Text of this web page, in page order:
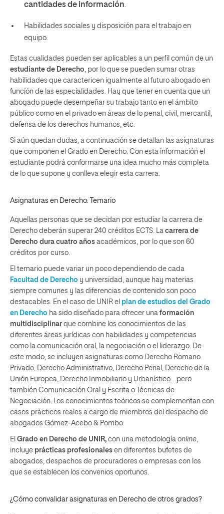
cantidades de información
Habilidades sociales y disposición para el trabajo en
equipo.
Estas cualidades pueden ser aplicables a un perfil común de un
estudiante de Derecho , por lo que se pueden sumar otras
habilidades que caractericen igualmente al futuro abogado en
función de las especialidades. Hay que tener en cuenta que un
abogado puede desempeñar su trabajo tanto en el ámbito
público como en el privado en áreas de lo penal, civil, mercantil,
defensa de los derechos humanos, etc.
Si aún quedan dudas, a continuación se detallan las asignaturas
que componen el Grado en Derecho. Con esta información el
estudiante podrá conformarse una idea mucho más completa
de lo que supone y conlleva elegir esta carrera.
Asignaturas en Derecho: Temario
Aquellas personas que se decidan por estudiar la carrera de
Derecho deberán superar 240 créditos ECTS. La carrera de
Derecho dura cuatro años académicos, por lo que son 60
créditos por curso.
El temario puede variar un poco dependiendo de cada
Facultad de Derecho y universidad, aunque hay materias
siempre comunes y las diferencias de contenido son poco
destacables. En el caso de UNIR el plan de estudios del Grado
en Derecho ha sido diseñado para ofrecer una formación
multidisciplinar que combine los conocimientos de las
diferentes áreas jurídicas con habilidades y competencias
como la comunicación oral, la negociación o el liderazgo. De
este modo, se incluyen asignaturas como Derecho Romano
Privado, Derecho Administrativo, Derecho Penal, Derecho de la
Unión Europea, Derecho Inmobiliario y Urbanístico… pero
también Comunicación Oral y Escrita o Técnicas de
Negociación. Los conocimientos teóricos se complementan con
casos prácticos reales a cargo de miembros del despacho de
abogados Gómez-Acebo & Pombo.
El Grado en Derecho de UNIR, con una metodología online
incluye prácticas profesionales en diferentes bufetes de
abogados, despachos de procuradores o empresas con los
que se establecen los convenios oportunos.
¿Cómo convalidar asignaturas en Derecho de otros grados?